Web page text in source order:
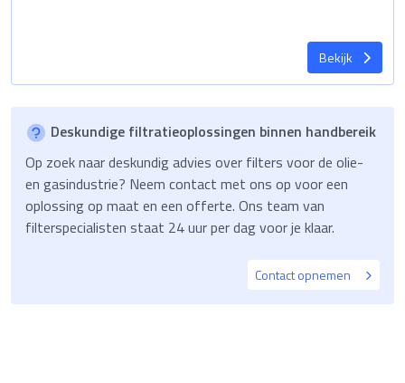
Bekijk
Deskundige filtratieoplossingen binnen handbereik
Op zoek naar deskundig advies over filters voor de olie-
en gasindustrie? Neem contact met ons op voor een
oplossing op maat en een offerte. Ons team van
filterspecialisten staat 24 uur per dag voor je klaar.
Contact opnemen